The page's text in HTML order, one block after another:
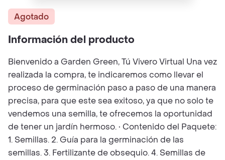
Agotado
Información del producto
Bienvenido a Garden Green, Tú Vivero Virtual Una vez
realizada la compra, te indicaremos como llevar el
proceso de germinación paso a paso de una manera
precisa, para que este sea exitoso, ya que no solo te
vendemos una semilla, te ofrecemos la oportunidad
de tener un jardín hermoso. • Contenido del Paquete:
1. Semillas. 2. Guía para la germinación de las
semillas. 3. Fertilizante de obsequio. 4. Semillas de